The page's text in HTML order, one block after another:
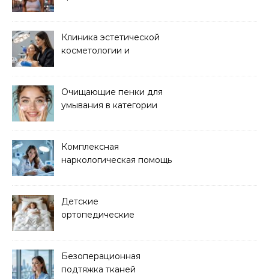
Клиника эстетической
косметологии и
Очищающие пенки для
умывания в категории
Комплексная
наркологическая помощь
Детские
ортопедические
Безоперационная
подтяжка тканей